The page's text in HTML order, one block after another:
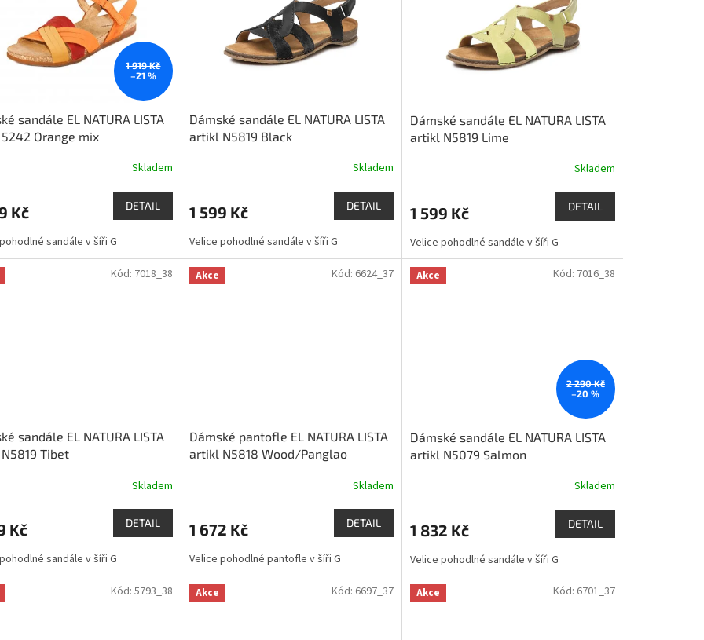
1 919 Kč
–21 %
sandále EL NATURA LISTA
Orange mix
Skladem
Kč DETAIL
sandále v šíři G
Dámské sandále EL NATURA LISTA
artikl N5819 Black
Skladem
1 599 Kč DETAIL
Velice pohodlné sandále v šíři G
Dámské sandále EL NATURA LISTA
artikl N5819 Lime
Skladem
1 599 Kč DETAIL
Velice pohodlné sandále v šíři G
sandále EL NATURA LISTA
Tibet
Skladem
Kč DETAIL
sandále v šíři G
Kód: 7018_38 Akce
Dámské pantofle EL NATURA LISTA
artikl N5818 Wood/Panglao
Skladem
1 672 Kč DETAIL
Velice pohodlné pantofle v šíři G
Kód: 6624_37 Akce
2 290 Kč
–20 %
Dámské sandále EL NATURA LISTA
artikl N5079 Salmon
Skladem
1 832 Kč DETAIL
Velice pohodlné sandále v šíři G
Kód: 7016_38
Kód: 5793_38 Akce Kód: 6697_37 Akce Kód: 6701_37